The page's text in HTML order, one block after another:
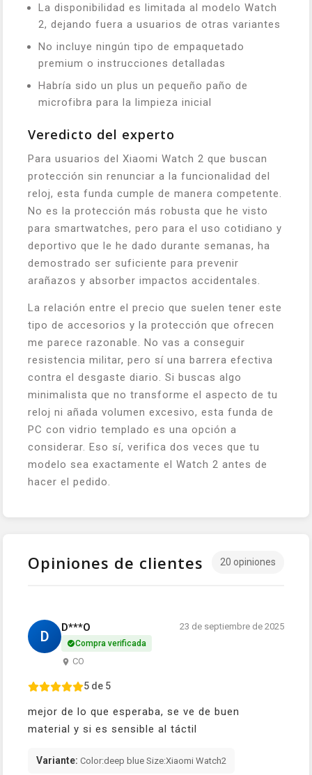
La disponibilidad es limitada al modelo Watch
2, dejando fuera a usuarios de otras variantes
No incluye ningún tipo de empaquetado
premium o instrucciones detalladas
Habría sido un plus un pequeño paño de
microfibra para la limpieza inicial
Veredicto del experto
Para usuarios del Xiaomi Watch 2 que buscan
protección sin renunciar a la funcionalidad del
reloj, esta funda cumple de manera competente.
No es la protección más robusta que he visto
para smartwatches, pero para el uso cotidiano y
deportivo que le he dado durante semanas, ha
demostrado ser suficiente para prevenir
arañazos y absorber impactos accidentales.
La relación entre el precio que suelen tener este
tipo de accesorios y la protección que ofrecen
me parece razonable. No vas a conseguir
resistencia militar, pero sí una barrera efectiva
contra el desgaste diario. Si buscas algo
minimalista que no transforme el aspecto de tu
reloj ni añada volumen excesivo, esta funda de
PC con vidrio templado es una opción a
considerar. Eso sí, verifica dos veces que tu
modelo sea exactamente el Watch 2 antes de
hacer el pedido.
Opiniones de clientes 20 opiniones
D
D***O
Compra verificada
CO
23 de septiembre de 2025
5 de 5
mejor de lo que esperaba, se ve de buen
material y si es sensible al táctil
Variante: Color:deep blue Size:Xiaomi Watch2